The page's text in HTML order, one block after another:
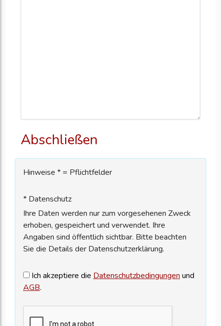
Abschließen
Hinweise * = Pflichtfelder
* Datenschutz
Ihre Daten werden nur zum vorgesehenen Zweck
erhoben, gespeichert und verwendet. Ihre
Angaben sind öffentlich sichtbar. Bitte beachten
Sie die Details der Datenschutzerklärung.
Ich akzeptiere die Datenschutzbedingungen und
AGB.